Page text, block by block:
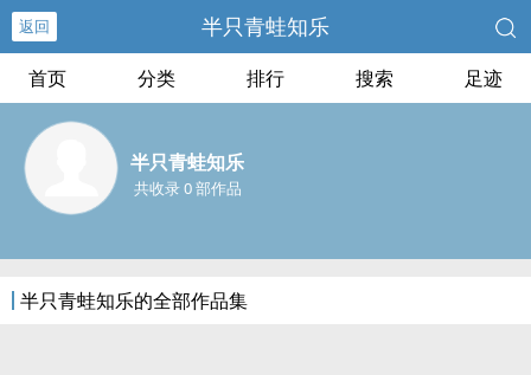
返回 半只青蛙知乐
首页 分类 排行 搜索 足迹
半只青蛙知乐
共收录 0 部作品
半只青蛙知乐的全部作品集